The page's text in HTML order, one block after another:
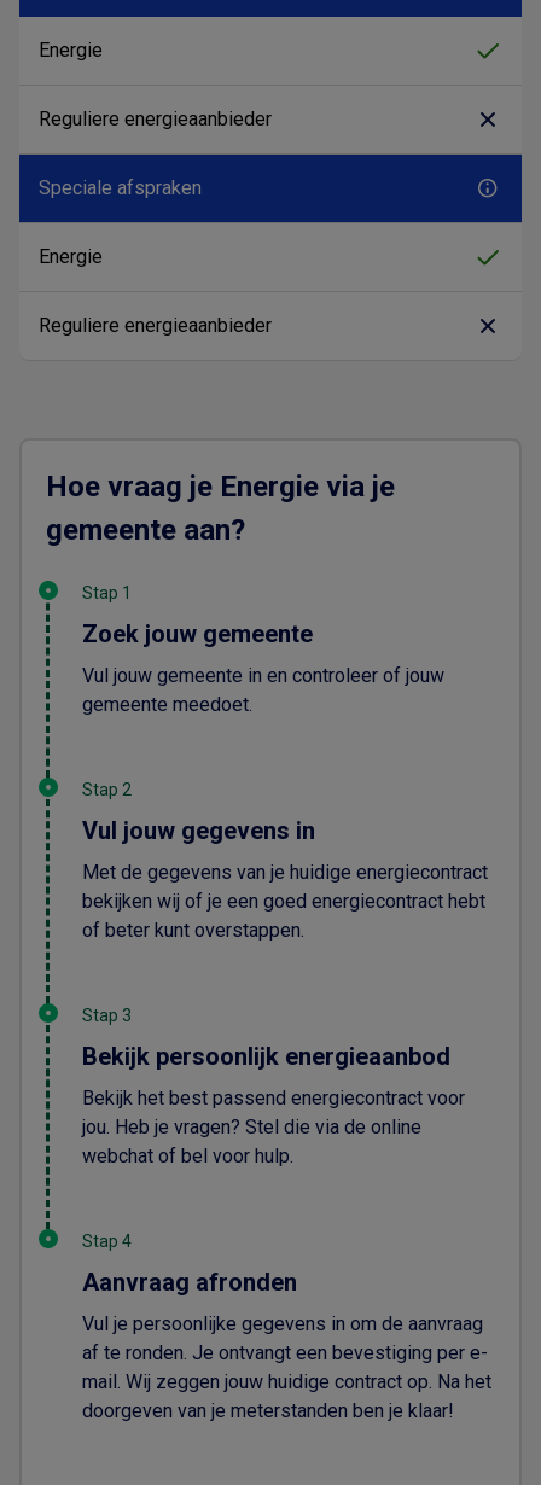
Speciale afspraken
Hoe vraag je Energie via je
gemeente aan?
Stap 1
Zoek jouw gemeente
Vul jouw gemeente in en controleer of jouw
gemeente meedoet.
Stap 2
Vul jouw gegevens in
Met de gegevens van je huidige energiecontract
bekijken wij of je een goed energiecontract hebt
of beter kunt overstappen.
Stap 3
Bekijk persoonlijk energieaanbod
Bekijk het best passend energiecontract voor
jou. Heb je vragen? Stel die via de online
webchat of bel voor hulp.
Stap 4
Aanvraag afronden
Vul je persoonlijke gegevens in om de aanvraag
af te ronden. Je ontvangt een bevestiging per e-
mail. Wij zeggen jouw huidige contract op. Na het
doorgeven van je meterstanden ben je klaar!